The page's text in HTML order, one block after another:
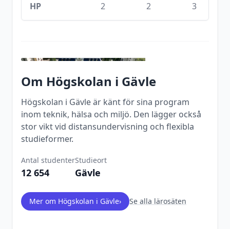
HP 2 2 3
Om Högskolan i Gävle
Högskolan i Gävle är känt för sina program
inom teknik, hälsa och miljö. Den lägger också
stor vikt vid distansundervisning och flexibla
studieformer.
Antal studenter
12 654
Studieort
Gävle
Mer om Högskolan i Gävle› Se alla lärosäten